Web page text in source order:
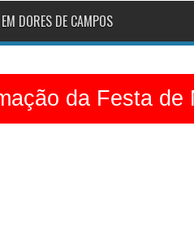
DORES DE CAMPOS
da Festa